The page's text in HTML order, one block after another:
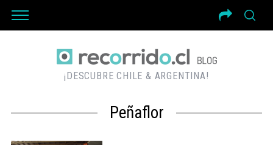
¡DESCUBRE CHILE & ARGENTINA!
Peñaflor